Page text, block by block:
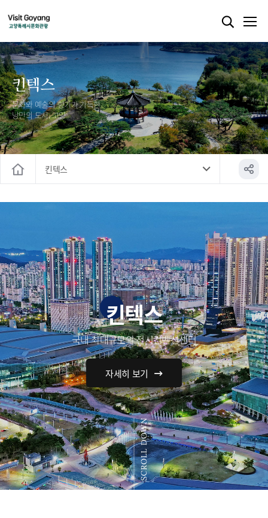
킨텍스
문화와 예술의 향기가 가득한
낭만의 도시, 고양
킨텍스
킨텍스
국내 최대규모의 전시컨벤션센터
자세히 보기
SCROLL DOWN